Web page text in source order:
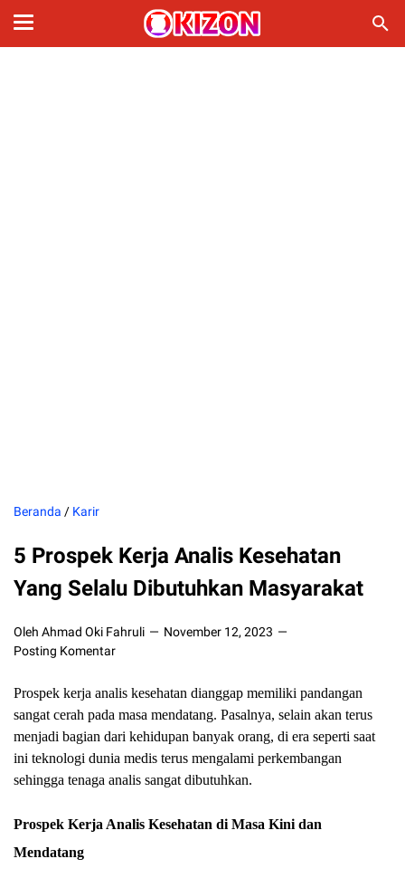
Beranda / Karir
5 Prospek Kerja Analis Kesehatan
Yang Selalu Dibutuhkan Masyarakat
Oleh Ahmad Oki Fahruli
November 12, 2023
Posting Komentar
Prospek kerja analis kesehatan dianggap memiliki pandangan
sangat cerah pada masa mendatang. Pasalnya, selain akan terus
menjadi bagian dari kehidupan banyak orang, di era seperti saat
ini teknologi dunia medis terus mengalami perkembangan
sehingga tenaga analis sangat dibutuhkan.
Prospek Kerja Analis Kesehatan di Masa Kini dan
Mendatang